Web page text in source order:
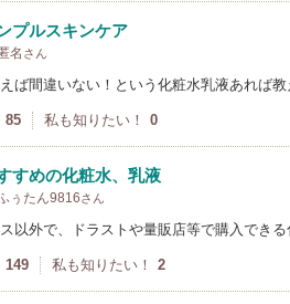
プルスキンケア
名 さん
ば間違いない！という化粧水乳液あれば
85 私も知りたい！ 0
すめの化粧水、乳液
ぅたん9816さん
以外で、ドラストや量販店等で購入でき
149 私も知りたい！ 2